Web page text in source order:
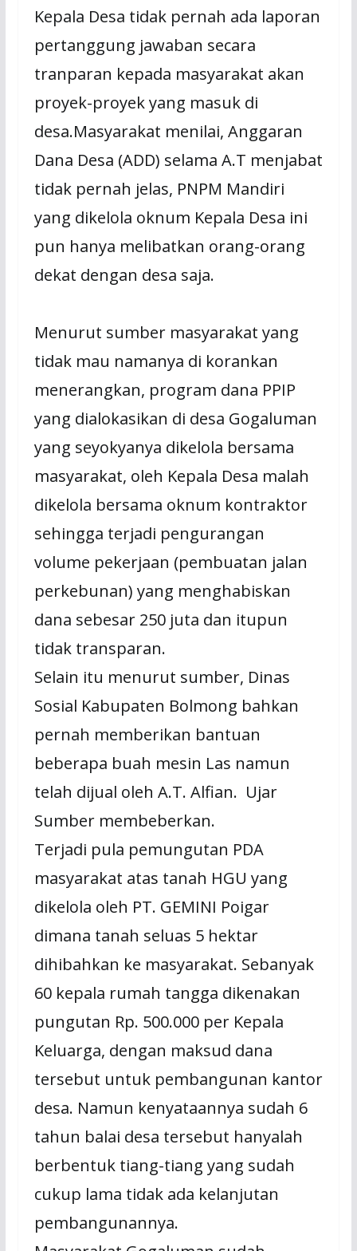
Kepala Desa tidak pernah ada laporan
pertanggung jawaban secara
tranparan kepada masyarakat akan
proyek-proyek yang masuk di
desa.Masyarakat menilai, Anggaran
Dana Desa (ADD) selama A.T menjabat
tidak pernah jelas, PNPM Mandiri
yang dikelola oknum Kepala Desa ini
pun hanya melibatkan orang-orang
dekat dengan desa saja.
Menurut sumber masyarakat yang
tidak mau namanya di korankan
menerangkan, program dana PPIP
yang dialokasikan di desa Gogaluman
yang seyokyanya dikelola bersama
masyarakat, oleh Kepala Desa malah
dikelola bersama oknum kontraktor
sehingga terjadi pengurangan
volume pekerjaan (pembuatan jalan
perkebunan) yang menghabiskan
dana sebesar 250 juta dan itupun
tidak transparan.
Selain itu menurut sumber, Dinas
Sosial Kabupaten Bolmong bahkan
pernah memberikan bantuan
beberapa buah mesin Las namun
telah dijual oleh A.T. Alfian. Ujar
Sumber membeberkan.
Terjadi pula pemungutan PDA
masyarakat atas tanah HGU yang
dikelola oleh PT. GEMINI Poigar
dimana tanah seluas 5 hektar
dihibahkan ke masyarakat. Sebanyak
60 kepala rumah tangga dikenakan
pungutan Rp. 500.000 per Kepala
Keluarga, dengan maksud dana
tersebut untuk pembangunan kantor
desa. Namun kenyataannya sudah 6
tahun balai desa tersebut hanyalah
berbentuk tiang-tiang yang sudah
cukup lama tidak ada kelanjutan
pembangunannya.